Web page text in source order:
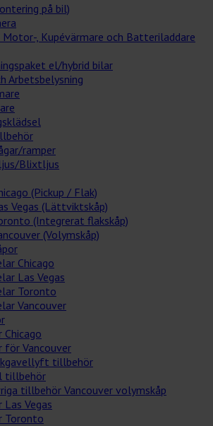
på bil)
Motor-, Kupévärmare och Batteriladdare
el/hybrid bilar
Arbetsbelysning
ramper
Blixtljus
(Pickup / Flak)
Vegas (Lättviktskåp)
(Integrerat flakskåp)
(Volymskåp)
Chicago
Las Vegas
Toronto
Vancouver
för Vancouver
tillbehör
tillbehör
tillbehör Vancouver volymskåp
Vegas
Toronto